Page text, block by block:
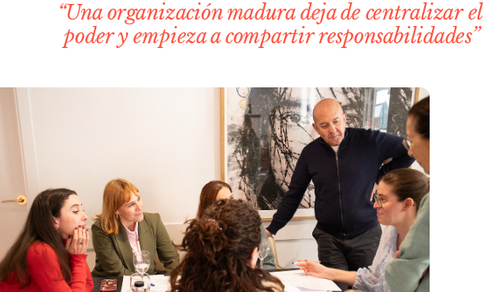
“Una organización madura deja de centralizar el
poder y empieza a compartir responsabilidades”